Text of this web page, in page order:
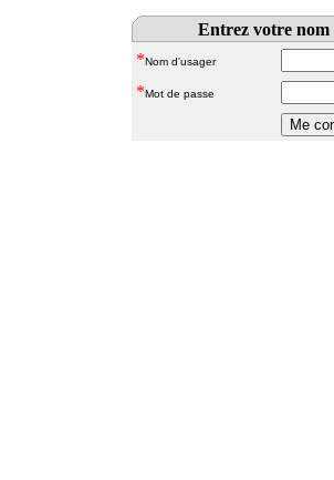
Entrez votre nom
*Nom d'usager
*Mot de passe